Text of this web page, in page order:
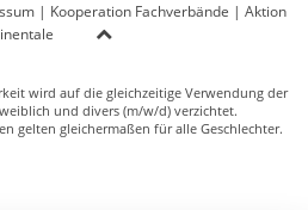
| Kooperation Fachverbände | Aktion
wird auf die gleichzeitige Verwendung der
und divers (m/w/d) verzichtet.
gelten gleichermaßen für alle Geschlechter.